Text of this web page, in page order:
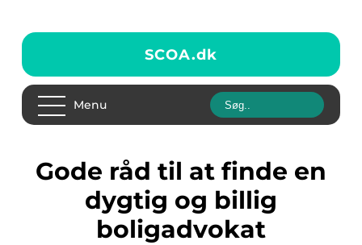
SCOA.dk
Menu
Gode råd til at finde en
dygtig og billig
boligadvokat